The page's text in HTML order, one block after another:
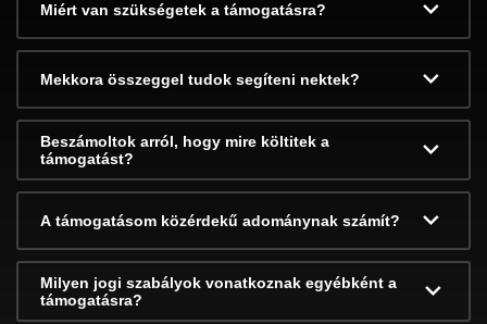
Miért van szükségetek a támogatásra?
Mekkora összeggel tudok segíteni nektek?
Beszámoltok arról, hogy mire költitek a
támogatást?
A támogatásom közérdekű adománynak számít?
Milyen jogi szabályok vonatkoznak egyébként a
támogatásra?